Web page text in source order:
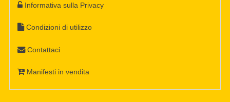
Informativa sulla Privacy
Condizioni di utilizzo
Contattaci
Manifesti in vendita